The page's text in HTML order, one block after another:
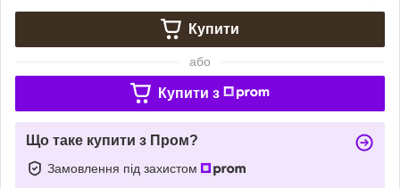
Купити
або
Купити з
Що таке купити з Пром?
Замовлення під захистом